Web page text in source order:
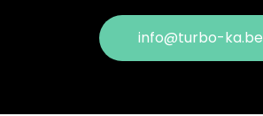
info@turbo-ka.be